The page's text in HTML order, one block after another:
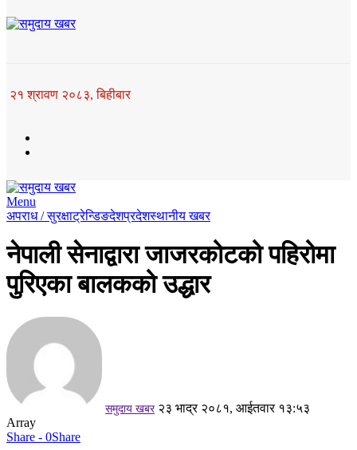
२१ श्रावण २०८३, बिहीबार
Menu
अपराध / सुरक्षाट्रेन्डिङदेशप्रदेशस्थानीय खबर
नेपाली सेनाद्वारा जाजरकोटको पहिरोमा
पुरिएका बालकको उद्धार
समुदाय खबर २३ भाद्र २०८१, आईतवार १३:५३
Array
Share - 0Share